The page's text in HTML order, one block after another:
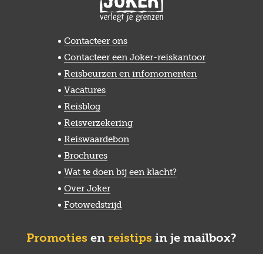
Contacteer ons
Contacteer een Joker-reiskantoor
Reisbeurzen en infomomenten
Vacatures
Reisblog
Reisverzekering
Reiswaardebon
Brochures
Wat te doen bij een klacht?
Over Joker
Fotowedstrijd
Promoties en reistips in je mailbox?